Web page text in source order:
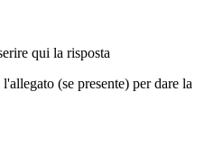
qui la risposta
(se presente) per dare la